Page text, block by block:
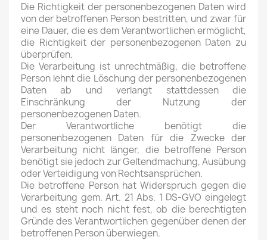
Die Richtigkeit der personenbezogenen Daten wird
von der betroffenen Person bestritten, und zwar für
eine Dauer, die es dem Verantwortlichen ermöglicht,
die Richtigkeit der personenbezogenen Daten zu
überprüfen.
Die Verarbeitung ist unrechtmäßig, die betroffene
Person lehnt die Löschung der personenbezogenen
Daten ab und verlangt stattdessen die
Einschränkung der Nutzung der
personenbezogenen Daten.
Der Verantwortliche benötigt die
personenbezogenen Daten für die Zwecke der
Verarbeitung nicht länger, die betroffene Person
benötigt sie jedoch zur Geltendmachung, Ausübung
oder Verteidigung von Rechtsansprüchen.
Die betroffene Person hat Widerspruch gegen die
Verarbeitung gem. Art. 21 Abs. 1 DS-GVO eingelegt
und es steht noch nicht fest, ob die berechtigten
Gründe des Verantwortlichen gegenüber denen der
betroffenen Person überwiegen.